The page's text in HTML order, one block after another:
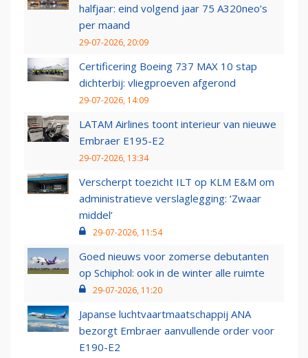
halfjaar: eind volgend jaar 75 A320neo’s
per maand
29-07-2026, 20:09
Certificering Boeing 737 MAX 10 stap
dichterbij: vliegproeven afgerond
29-07-2026, 14:09
LATAM Airlines toont interieur van nieuwe
Embraer E195-E2
29-07-2026, 13:34
Verscherpt toezicht ILT op KLM E&M om
administratieve verslaglegging: ‘Zwaar
middel’
29-07-2026, 11:54
Goed nieuws voor zomerse debutanten
op Schiphol: ook in de winter alle ruimte
29-07-2026, 11:20
Japanse luchtvaartmaatschappij ANA
bezorgt Embraer aanvullende order voor
E190-E2